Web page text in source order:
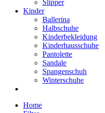
Slipper
Kinder
Ballerina
Halbschuhe
Kinderbekleidung
Kinderhausschuhe
Pantolette
Sandale
Spangenschuh
Winterschuhe
Home